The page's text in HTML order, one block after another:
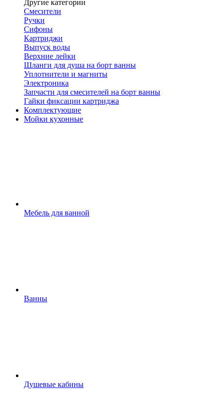
Другие категории
Смесители
Ручки
Сифоны
Картриджи
Выпуск воды
Верхние лейки
Шланги для душа на борт ванны
Уплотнители и магниты
Электроника
Запчасти для смесителей на борт ванны
Гайки фиксации картриджа
Комплектующие
Мойки кухонные
Мебель для ванной
Ванны
Душевые кабины